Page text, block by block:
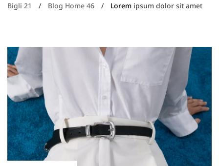
Bigli 21 / Blog Home 46 / Lorem ipsum dolor sit amet